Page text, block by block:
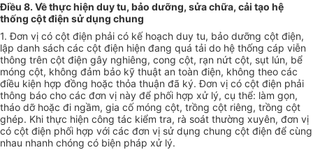
Điều 8. Về thực hiện duy tu, bảo dưỡng, sửa chữa, cải tạo hệ
thống cột điện sử dụng chung
1. Đơn vị có cột điện phải có kế hoạch duy tu, bảo dưỡng cột điện,
lập danh sách các cột điện hiện đang quá tải do hệ thống cáp viễn
thông trên cột điện gây nghiêng, cong cột, rạn nứt cột, sụt lún, bể
móng cột, không đảm bảo kỹ thuật an toàn điện, không theo các
điều kiện hợp đồng hoặc thỏa thuận đã ký. Đơn vị có cột điện phải
thông báo cho các đơn vị này để phối hợp xử lý, cụ thể: làm gọn,
tháo dỡ hoặc đi ngầm, gia cố móng cột, trồng cột riêng, trồng cột
ghép. Khi thực hiện công tác kiểm tra, rà soát thường xuyên, đơn vị
có cột điện phối hợp với các đơn vị sử dụng chung cột điện để cùng
nhau nhanh chóng có biện pháp xử lý.